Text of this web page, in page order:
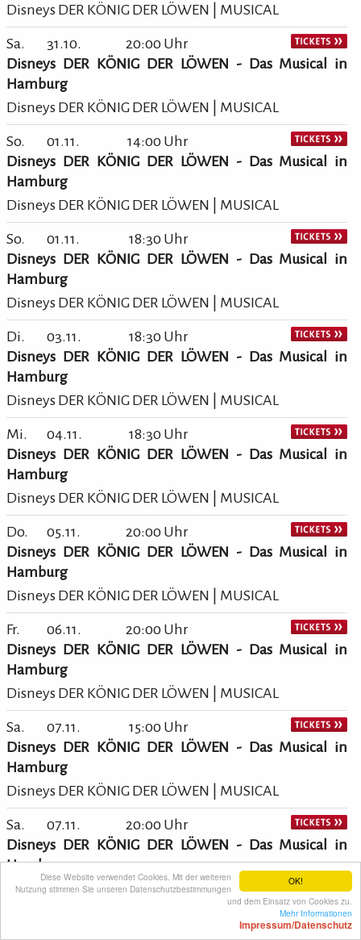
OK!
Diese Website verwendet Cookies. Mit der weiteren
Nutzung stimmen Sie unseren Datenschutzbestimmungen
und dem Einsatz von Cookies zu.
Mehr Informationen
Impressum/Datenschutz
Disneys DER KÖNIG DER LÖWEN | MUSICAL
Sa. 31.10.
20:00 Uhr
Disneys DER KÖNIG DER LÖWEN - Das Musical in
Hamburg
Disneys DER KÖNIG DER LÖWEN | MUSICAL
So. 01.11.
14:00 Uhr
Disneys DER KÖNIG DER LÖWEN - Das Musical in
Hamburg
Disneys DER KÖNIG DER LÖWEN | MUSICAL
So. 01.11.
18:30 Uhr
Disneys DER KÖNIG DER LÖWEN - Das Musical in
Hamburg
Disneys DER KÖNIG DER LÖWEN | MUSICAL
Di. 03.11.
18:30 Uhr
Disneys DER KÖNIG DER LÖWEN - Das Musical in
Hamburg
Disneys DER KÖNIG DER LÖWEN | MUSICAL
Mi. 04.11.
18:30 Uhr
Disneys DER KÖNIG DER LÖWEN - Das Musical in
Hamburg
Disneys DER KÖNIG DER LÖWEN | MUSICAL
Do. 05.11.
20:00 Uhr
Disneys DER KÖNIG DER LÖWEN - Das Musical in
Hamburg
Disneys DER KÖNIG DER LÖWEN | MUSICAL
Fr. 06.11.
20:00 Uhr
Disneys DER KÖNIG DER LÖWEN - Das Musical in
Hamburg
Disneys DER KÖNIG DER LÖWEN | MUSICAL
Sa. 07.11.
15:00 Uhr
Disneys DER KÖNIG DER LÖWEN - Das Musical in
Hamburg
Disneys DER KÖNIG DER LÖWEN | MUSICAL
Sa. 07.11.
20:00 Uhr
Disneys DER KÖNIG DER LÖWEN - Das Musical in
Hamburg
Disneys DER KÖNIG DER LÖWEN | MUSICAL